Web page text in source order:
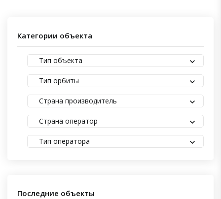
Категории объекта
Тип объекта
Тип орбиты
Страна производитель
Страна оператор
Тип оператора
Последние объекты